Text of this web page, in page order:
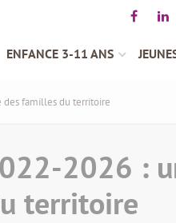
ENFANCE 3-11 ANS
familles du territoire
2026 :
territoire